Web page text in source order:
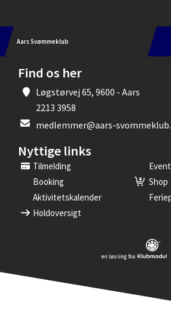
Aars Svømmeklub
Find os her
Løgstørvej 65, 9600 - Aars
2213 3958
medlemmer@aars-
Nyttige links
Tilmelding
Event
Booking
Shop
Aktivitetskalender
Holdoversigt